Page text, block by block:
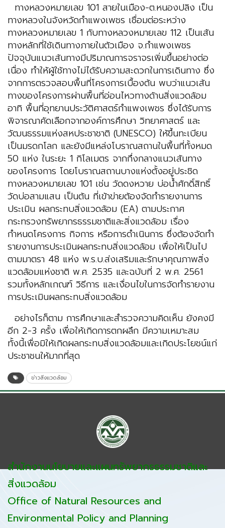
ทางหลวงหมายเลข 101 สายในเมือง-ต.หนองปลิง เป็น
ทางหลวงในจังหวัดกำแพงเพชร เชื่อมต่อระหว่าง
ทางหลวงหมายเลข 1 กับทางหลวงหมายเลข 112 เป็นเส้น
ทางหลักที่ใช้เดินทางภายในตัวเมือง จ.กำแพงเพชร
ปัจจุบันแนวเส้นทางมีปริมาณการจราจรเพิ่มขึ้นอย่างต่อ
เนื่อง ทำให้ผู้ใช้ทางไม่ได้รับความสะดวกในการเดินทาง ซึ่ง
จากการตรวจสอบพื้นที่โครงการเบื้องต้น พบว่าแนวเส้น
ทางของโครงการผ่านพื้นที่อ่อนไหวทางด้านสิ่งแวดล้อม
อาทิ พื้นที่อุทยานประวัติศาสตร์กำแพงเพชร ซึ่งได้รับการ
พิจารณาคัดเลือกจากองค์การศึกษา วิทยาศาสตร์ และ
วัฒนธรรมแห่งสหประชาชาติ (UNESCO) ให้ขึ้นทะเบียน
เป็นมรดกโลก และยังมีแหล่งโบราณสถานในพื้นที่ทั้งหมด
50 แห่ง ในระยะ 1 กิโลเมตร จากกึ่งกลางแนวเส้นทาง
ของโครงการ โดยโบราณสถานบางแห่งตั้งอยู่ประชิด
ทางหลวงหมายเลข 101 เช่น วัดดงหวาย บ่อน้ำศักดิ์สิทธิ์
วัดบ่อสามแสน เป็นต้น ที่เข้าข่ายต้องจัดทำรายงานการ
ประเมิน ผลกระทบสิ่งแวดล้อม (EA) ตามประกาศ
กระทรวงทรัพยากรธรรมชาติและสิ่งแวดล้อม เรื่อง
กำหนดโครงการ กิจการ หรือการดำเนินการ ซึ่งต้องจัดทำ
รายงานการประเมินผลกระทบสิ่งแวดล้อม เพื่อให้เป็นไป
ตามมาตรา 48 แห่ง พ.ร.บ.ส่งเสริมและรักษาคุณภาพสิ่ง
แวดล้อมแห่งชาติ พ.ศ. 2535 และฉบับที่ 2 พ.ศ. 2561
รวมทั้งหลักเกณฑ์ วิธีการ และเงื่อนไขในการจัดทำรายงาน
การประเมินผลกระทบสิ่งแวดล้อม
อย่างไรก็ตาม การศึกษาและสำรวจความคิดเห็น ยังคงมี
อีก 2-3 ครั้ง เพื่อให้เกิดการตกผลึก มีความเหมาะสม
ทั้งนี้เพื่อมิให้เกิดผลกระทบสิ่งแวดล้อมและเกิดประโยชน์แก่
ประชาชนให้มากที่สุด
ข่าวสิ่งแวดล้อม
สำนักงานนโยบายและแผนทรัพยากรธรรมชาติและ
สิ่งแวดล้อม
Office of Natural Resources and
Environmental Policy and Planning